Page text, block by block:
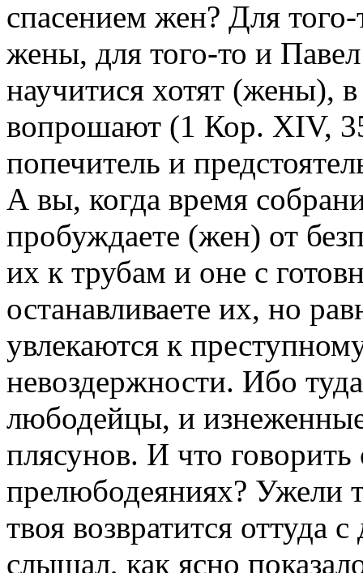
спасением жен? Для
жены, для того-то и
научитися хотят (жены),
вопрошают (1 Кор. XIV,
попечитель и
А вы, когда время
пробуждаете (жен) от
их к трубам и оне с
останавливаете их, но
увлекаются к
невоздержности. Ибо
любодейцы, и
плясунов. И что
прелюбодеяниях? Ужели
твоя возвратится оттуда
слышал, как ясно